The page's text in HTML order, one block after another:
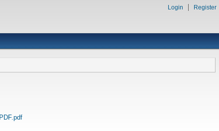
Login Register